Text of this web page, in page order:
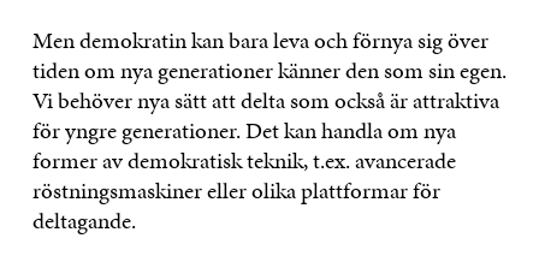
Men demokratin kan bara leva och förnya sig över
tiden om nya generationer känner den som sin egen.
Vi behöver nya sätt att delta som också är attraktiva
för yngre generationer. Det kan handla om nya
former av demokratisk teknik, t.ex. avancerade
röstningsmaskiner eller olika plattformar för
deltagande.